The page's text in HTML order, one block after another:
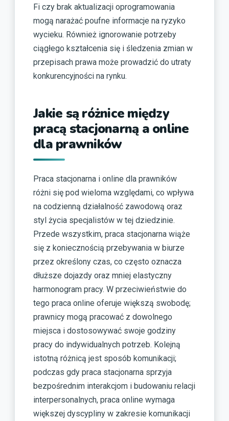
Fi czy brak aktualizacji oprogramowania
mogą narażać poufne informacje na ryzyko
wycieku. Również ignorowanie potrzeby
ciągłego kształcenia się i śledzenia zmian w
przepisach prawa może prowadzić do utraty
konkurencyjności na rynku.
Jakie są różnice między
pracą stacjonarną a online
dla prawników
Praca stacjonarna i online dla prawników
różni się pod wieloma względami, co wpływa
na codzienną działalność zawodową oraz
styl życia specjalistów w tej dziedzinie.
Przede wszystkim, praca stacjonarna wiąże
się z koniecznością przebywania w biurze
przez określony czas, co często oznacza
dłuższe dojazdy oraz mniej elastyczny
harmonogram pracy. W przeciwieństwie do
tego praca online oferuje większą swobodę;
prawnicy mogą pracować z dowolnego
miejsca i dostosowywać swoje godziny
pracy do indywidualnych potrzeb. Kolejną
istotną różnicą jest sposób komunikacji;
podczas gdy praca stacjonarna sprzyja
bezpośrednim interakcjom i budowaniu relacji
interpersonalnych, praca online wymaga
większej dyscypliny w zakresie komunikacji